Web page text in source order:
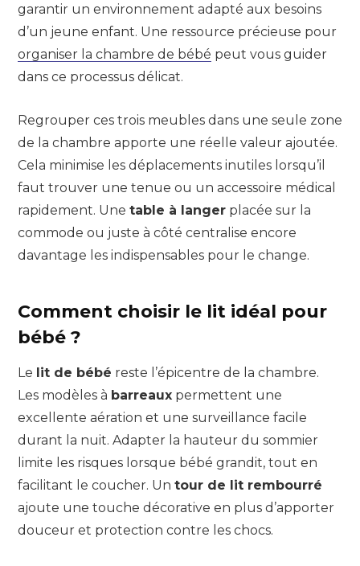
garantir un environnement adapté aux besoins
d’un jeune enfant. Une ressource précieuse pour
organiser la chambre de bébé peut vous guider
dans ce processus délicat.
Regrouper ces trois meubles dans une seule zone
de la chambre apporte une réelle valeur ajoutée.
Cela minimise les déplacements inutiles lorsqu’il
faut trouver une tenue ou un accessoire médical
rapidement. Une table à langer placée sur la
commode ou juste à côté centralise encore
davantage les indispensables pour le change.
Comment choisir le lit idéal pour
bébé ?
Le lit de bébé reste l’épicentre de la chambre.
Les modèles à barreaux permettent une
excellente aération et une surveillance facile
durant la nuit. Adapter la hauteur du sommier
limite les risques lorsque bébé grandit, tout en
facilitant le coucher. Un tour de lit rembourré
ajoute une touche décorative en plus d’apporter
douceur et protection contre les chocs.